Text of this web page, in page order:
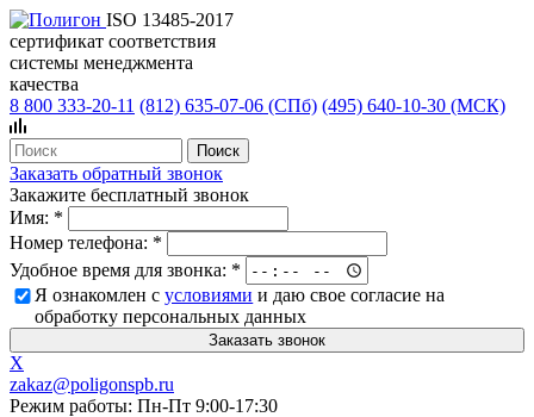
ISO 13485-2017
сертификат соответствия
системы менеджмента
качества
8 800 333-20-11 (812) 635-07-06 (СПб) (495) 640-10-30 (МСК)
Заказать обратный звонок
Закажите бесплатный звонок
Имя: *
Номер телефона: *
Удобное время для звонка: *
Я ознакомлен сусловиями и даю свое согласие на
обработку персональных данных
X
zakaz@poligonspb.ru
Режим работы: Пн-Пт 9:00-17:30